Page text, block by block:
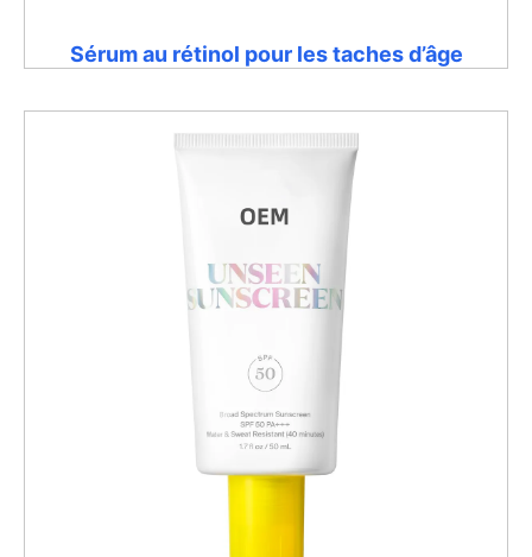
Sérum au rétinol pour les taches d’âge